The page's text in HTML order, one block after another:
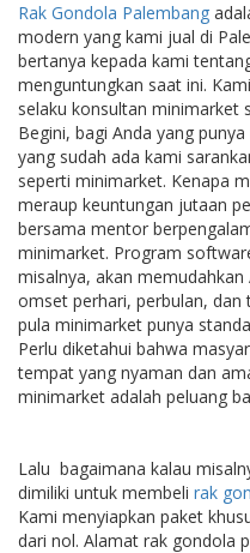
Rak Gondola Palembang
modern yang kami jual di
bertanya kepada kami
menguntungkan saat ini.
selaku konsultan minimarket
Begini, bagi Anda yang
yang sudah ada kami
seperti minimarket. Kenapa
meraup keuntungan jutaan
bersama mentor
minimarket. Program
misalnya, akan
omset perhari, perbulan,
pula minimarket punya
Perlu diketahui bahwa
tempat yang nyaman dan
minimarket adalah peluang
Lalu bagaimana kalau
dimiliki untuk membeli rak
Kami menyiapkan paket
dari nol. Alamat rak gondola